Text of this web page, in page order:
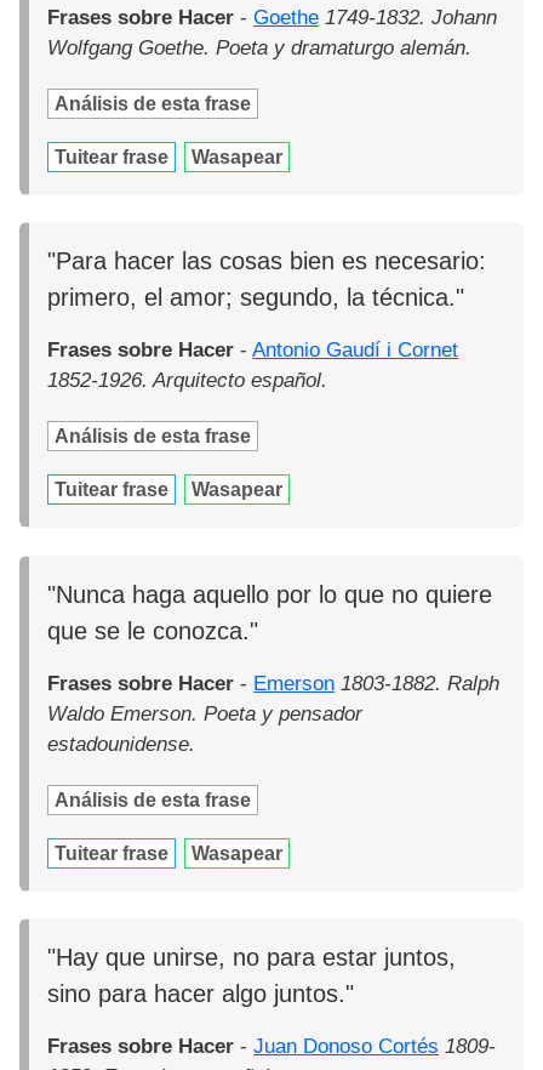
Frases sobre Hacer -Goethe 1749-1832. Johann
Wolfgang Goethe. Poeta y dramaturgo alemán.
Análisis de esta frase
Tuitear frase Wasapear
"Para hacer las cosas bien es necesario:
primero, el amor; segundo, la técnica."
Frases sobre Hacer -Antonio Gaudí i Cornet
1852-1926. Arquitecto español.
Análisis de esta frase
Tuitear frase Wasapear
"Nunca haga aquello por lo que no quiere
que se le conozca."
Frases sobre Hacer - Emerson 1803-1882. Ralph
Waldo Emerson. Poeta y pensador
estadounidense.
Análisis de esta frase
Tuitear frase Wasapear
"Hay que unirse, no para estar juntos,
sino para hacer algo juntos."
Frases sobre Hacer -Juan Donoso Cortés 1809-